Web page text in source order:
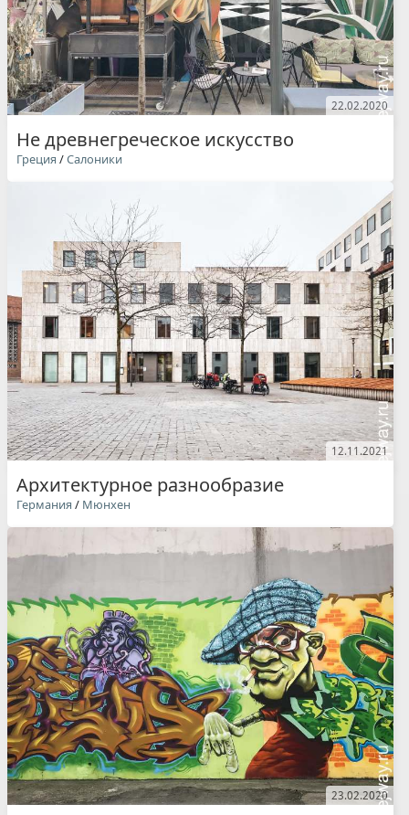
22.02.2020
Не древнегреческое искусство
Греция /Салоники
12.11.2021
Архитектурное разнообразие
Германия / Мюнхен
23.02.2020